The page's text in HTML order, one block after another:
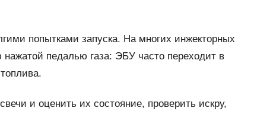
попытками запуска. На многих инжекторных
педалью газа: ЭБУ часто переходит в
и оценить их состояние, проверить искру,